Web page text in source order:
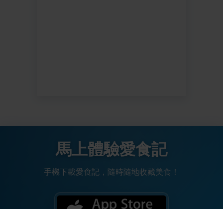
馬上體驗愛食記
手機下載愛食記，隨時隨地收藏美食！